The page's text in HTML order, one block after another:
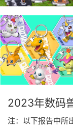
2023年数码
注：以下报告中所